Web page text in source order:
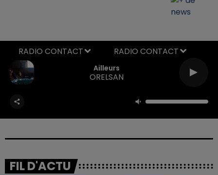
Ailleurs
ORELSAN
RADIO CONTACT
FIL D'ACTU